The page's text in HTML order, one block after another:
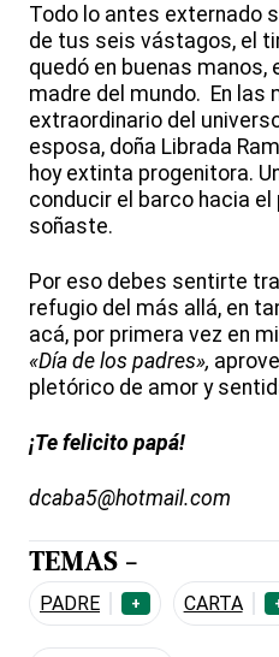
Todo lo antes externado
de tus seis vástagos, el
quedó en buenas manos,
madre del mundo. En las
extraordinario del
esposa, doña Librada
hoy extinta progenitora.
conducir el barco hacia
soñaste.
Por eso debes sentirte
refugio del más allá, en
acá, por primera vez en
«Día de los padres»,
pletórico de amor y
¡Te felicito papá!
dcaba5@hotmail.com
TEMAS -
PADRE + CARTA